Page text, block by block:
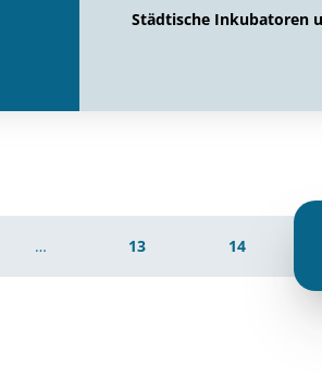
Städtische Inkubatoren
… 13 14